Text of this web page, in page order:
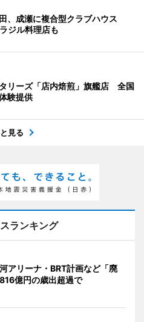
、成瀬に複合型クラブハウス
ジル料理店も
リーズ「店内焙煎」旗艦店 全国
験提供
見る
ランキング
アリーナ・BRT計画など「廃
億円の歳出超過で